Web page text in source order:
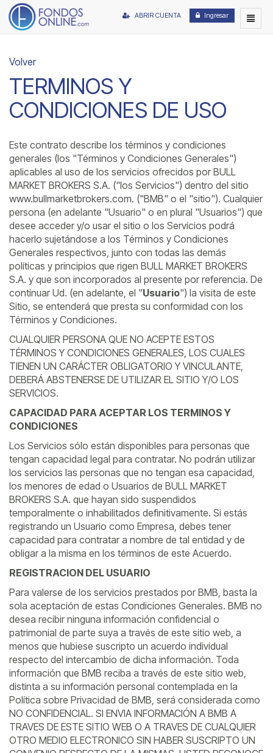
ABRIR CUENTA Ingresar
Volver
TERMINOS Y
CONDICIONES DE USO
Este contrato describe los términos y condiciones
generales (los "Términos y Condiciones Generales")
aplicables al uso de los servicios ofrecidos por BULL
MARKET BROKERS S.A. ("los Servicios") dentro del sitio
www.bullmarketbrokers.com. ("BMB" o el "sitio"). Cualquier
persona (en adelante "Usuario" o en plural "Usuarios") que
desee acceder y/o usar el sitio o los Servicios podrá
hacerlo sujetándose a los Términos y Condiciones
Generales respectivos, junto con todas las demás
políticas y principios que rigen BULL MARKET BROKERS
S.A. y que son incorporados al presente por referencia. De
continuar Ud. (en adelante, el "Usuario") la visita de este
Sitio, se entenderá que presta su conformidad con los
Términos y Condiciones.
CUALQUIER PERSONA QUE NO ACEPTE ESTOS
TÉRMINOS Y CONDICIONES GENERALES, LOS CUALES
TIENEN UN CARÁCTER OBLIGATORIO Y VINCULANTE,
DEBERÁ ABSTENERSE DE UTILIZAR EL SITIO Y/O LOS
SERVICIOS.
CAPACIDAD PARA ACEPTAR LOS TERMINOS Y
CONDICIONES
Los Servicios sólo están disponibles para personas que
tengan capacidad legal para contratar. No podrán utilizar
los servicios las personas que no tengan esa capacidad,
los menores de edad o Usuarios de BULL MARKET
BROKERS S.A. que hayan sido suspendidos
temporalmente o inhabilitados definitivamente. Si estás
registrando un Usuario como Empresa, debes tener
capacidad para contratar a nombre de tal entidad y de
obligar a la misma en los términos de este Acuerdo.
REGISTRACION DEL USUARIO
Para valerse de los servicios prestados por BMB, basta la
sola aceptación de estas Condiciones Generales. BMB no
desea recibir ninguna información confidencial o
patrimonial de parte suya a través de este sitio web, a
menos que hubiese suscripto un acuerdo individual
respecto del intercambio de dicha información. Toda
información que BMB reciba a través de este sitio web,
distinta a su información personal contemplada en la
Política sobre Privacidad de BMB, será considerada como
NO CONFIDENCIAL. SI ENVIA INFORMACIÓN A BMB A
TRAVES DE ESTE SITIO WEB O A TRAVES DE CUALQUIER
OTRO MEDIO ELECTRONICO SIN HABER SUSCRIPTO UN